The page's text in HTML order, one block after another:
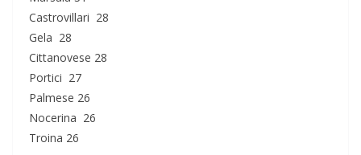
Castrovillari 28
Gela 28
Cittanovese 28
Portici 27
Palmese 26
Nocerina 26
Troina 26